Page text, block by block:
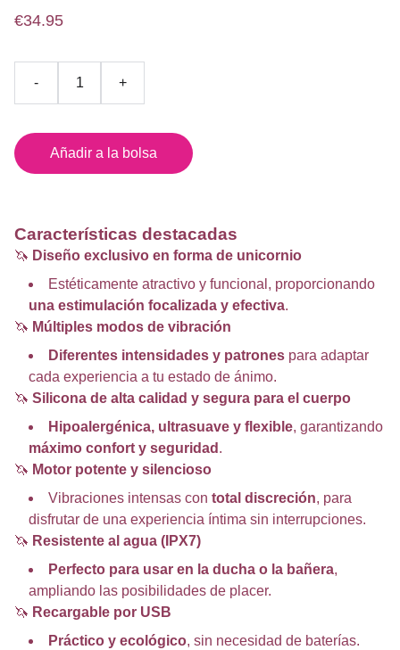
€34.95
- +
Añadir a la bolsa
Características destacadas
🦄 Diseño exclusivo en forma de unicornio
Estéticamente atractivo y funcional, proporcionando
una estimulación focalizada y efectiva.
🦄 Múltiples modos de vibración
Diferentes intensidades y patrones para adaptar
cada experiencia a tu estado de ánimo.
🦄 Silicona de alta calidad y segura para el cuerpo
Hipoalergénica, ultrasuave y flexible, garantizando
máximo confort y seguridad .
🦄 Motor potente y silencioso
Vibraciones intensas con total discreción, para
disfrutar de una experiencia íntima sin interrupciones.
🦄 Resistente al agua (IPX7)
Perfecto para usar en la ducha o la bañera,
ampliando las posibilidades de placer.
🦄 Recargable por USB
Práctico y ecológico, sin necesidad de baterías.